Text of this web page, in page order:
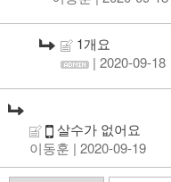
1개요
| 2020-09-18
살수가 없어요
이동훈 | 2020-09-19